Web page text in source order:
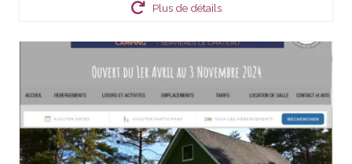
Plus de détails